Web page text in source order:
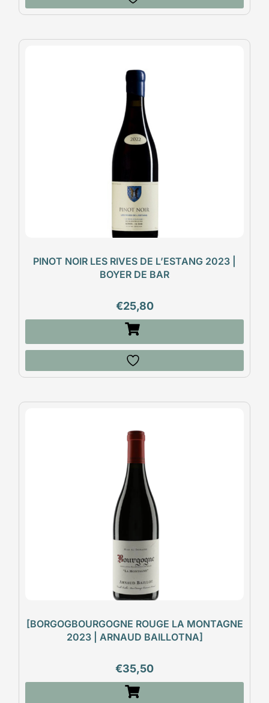
PINOT NOIR LES RIVES DE L’ESTANG 2023 |
BOYER DE BAR
€25,80
[BORGOGBOURGOGNE ROUGE LA MONTAGNE
2023 | ARNAUD BAILLOTNA]
€35,50